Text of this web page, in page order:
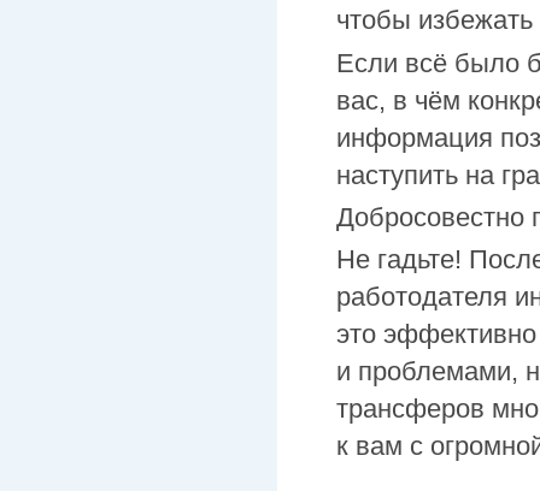
чтобы избежать
Если всё было
вас, в чём
информация
наступить на
Добросовестно
Не гадьте!
работодателя
это
и проблемами,
трансферов
к вам с